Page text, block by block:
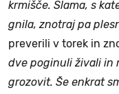
krmišče. Slama, s
gnila, znotraj pa
preverili v torek in
dve poginuli živali in
grozovit. Še enkrat